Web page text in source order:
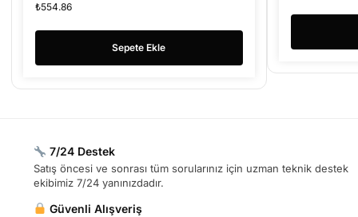
₺554.86
Sepete Ekle
7/24 Destek
Satış öncesi ve sonrası tüm sorularınız için uzman teknik destek
ekibimiz 7/24 yanınızdadır.
Güvenli Alışveriş